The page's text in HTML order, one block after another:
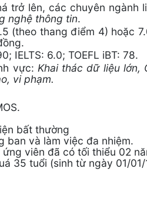
trở lên, các chuyên ngành
nghệ thông tin.
(theo thang điểm 4) hoặc
IELTS: 6.0; TOEFL iBT: 78.
vực: Khai thác dữ liệu lớn,
vi phạm.
bất thường
ban và làm việc đa nhiệm.
viên đã có tối thiểu 02
35 tuổi (sinh từ ngày 01/